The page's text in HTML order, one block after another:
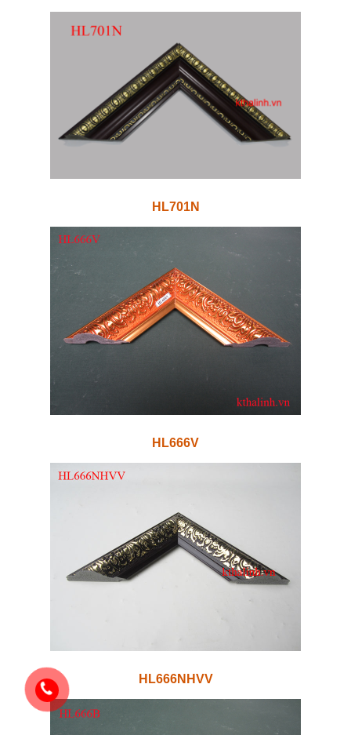
HL701N
HL666V
HL666NHVV